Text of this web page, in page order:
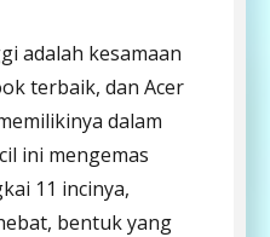
adalah kesamaan
terbaik, dan Acer
dalam
ini mengemas
11 incinya,
bentuk yang